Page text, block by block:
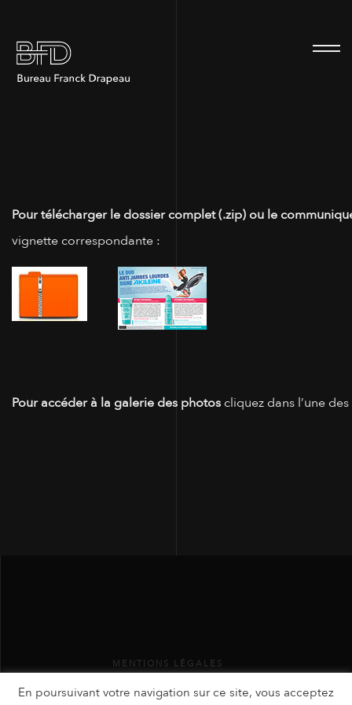
Pour télécharger le dossier complet (.zip) ou le
vignette correspondante :
Pour accéder à la galerie des photos cliquez dans l’une
MENTIONS LÉGALES
En poursuivant votre navigation sur ce site, vous acceptez